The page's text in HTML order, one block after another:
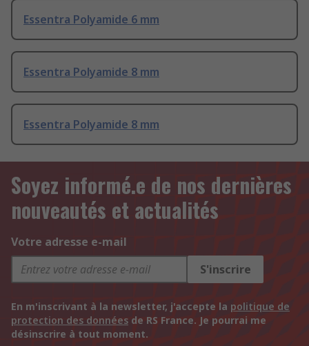
Essentra Polyamide 6 mm
Essentra Polyamide 8 mm
Essentra Polyamide 8 mm
Soyez informé.e de nos dernières
nouveautés et actualités
Votre adresse e-mail
S'inscrire
En m'inscrivant à la newsletter, j'accepte la politique de
protection des données de RS France. Je pourrai me
désinscrire à tout moment.